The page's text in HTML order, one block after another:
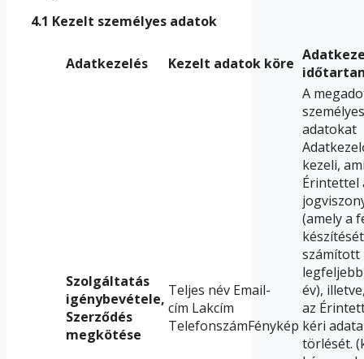
4.1 Kezelt személyes adatok
Adatkezelés Kezelt adatok köre
Szolgáltatás
igénybevétele,
Szerződés
megkötése
Teljes név Email-
cím Lakcím
TelefonszámFénykép
A
személyes
adatokat
kezeli,
Érintettel
(amely a
számított
év),
az
kéri
törlését.